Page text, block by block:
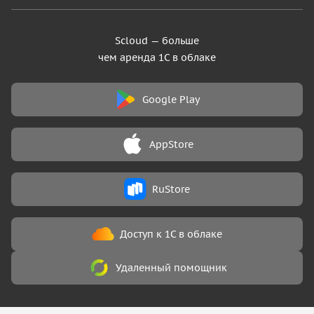
Scloud — больше
чем аренда 1С в облаке
Доступ к 1С в облаке
Удаленный помощник
Google Play
AppStore
RuStore